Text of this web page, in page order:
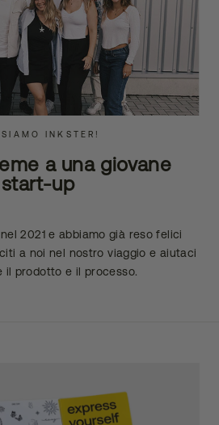
INKSTER!
a una giovane
start-up
2021 e abbiamo già reso felici
a noi nel nostro viaggio e aiutaci
il prodotto e il processo.